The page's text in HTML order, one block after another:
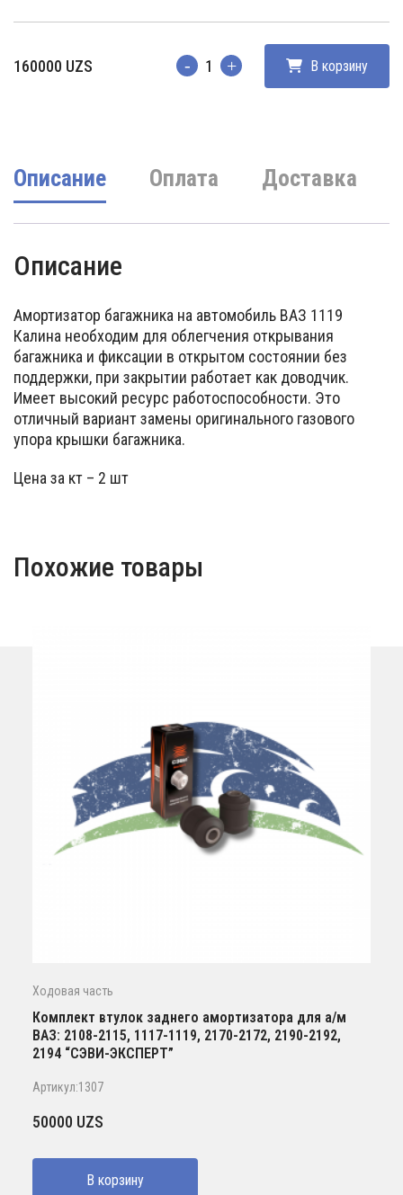
160000 UZS Количество В корзину
Описание Оплата Доставка
Описание
Амортизатор багажника на автомобиль ВАЗ 1119
Калина необходим для облегчения открывания
багажника и фиксации в открытом состоянии без
поддержки, при закрытии работает как доводчик.
Имеет высокий ресурс работоспособности. Это
отличный вариант замены оригинального газового
упора крышки багажника.
Цена за кт – 2 шт
Похожие товары
Ходовая часть
Комплект втулок заднего амортизатора для а/м
ВАЗ: 2108-2115, 1117-1119, 2170-2172, 2190-2192,
2194 “СЭВИ-ЭКСПЕРТ”
Артикул:1307
50000 UZS
В корзину